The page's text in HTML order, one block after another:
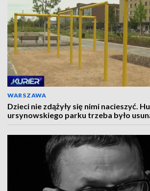
WARSZAWA
Dzieci nie zdążyły się nimi nacieszyć.
ursynowskiego parku trzeba było